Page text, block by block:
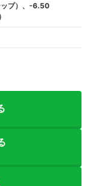
プ）、-6.50